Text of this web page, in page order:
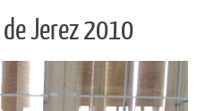
de Jerez 2010